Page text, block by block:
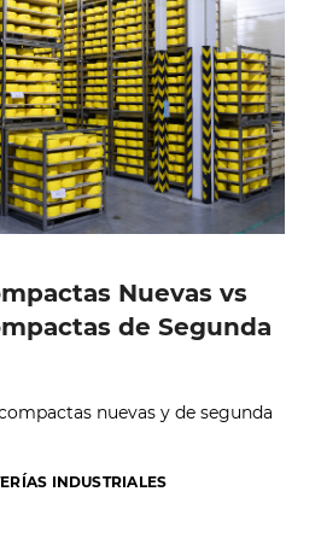
Nuevas vs
de Segunda
nuevas y de segunda
INDUSTRIALES